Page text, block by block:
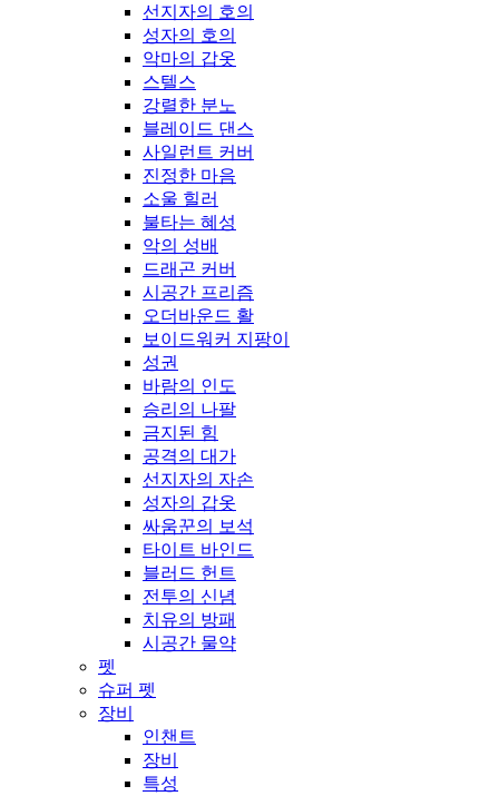
선지자의 호의
성자의 호의
악마의 갑옷
스텔스
강렬한 분노
블레이드 댄스
사일런트 커버
진정한 마음
소울 힐러
불타는 혜성
악의 성배
드래곤 커버
시공간 프리즘
오더바운드 활
보이드워커 지팡이
성권
바람의 인도
승리의 나팔
금지된 힘
공격의 대가
선지자의 자손
성자의 갑옷
싸움꾼의 보석
타이트 바인드
블러드 헌트
전투의 신념
치유의 방패
시공간 물약
펫
슈퍼 펫
장비
인챈트
장비
특성